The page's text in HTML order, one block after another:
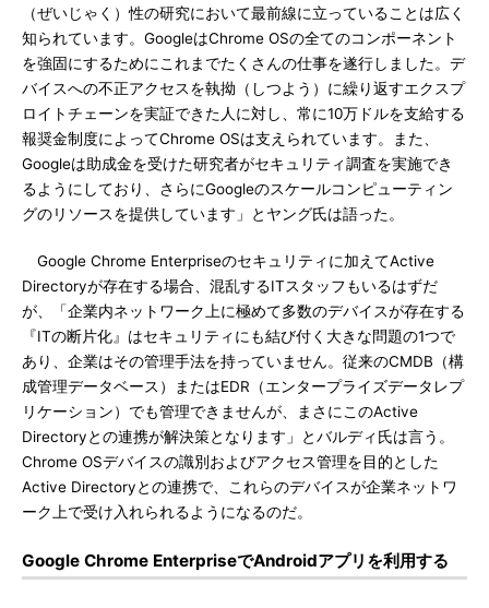
（ぜいじゃく）性の研究において最前線に立っていることは広く
知られています。GoogleはChrome OSの全てのコンポーネント
を強固にするためにこれまでたくさんの仕事を遂行しました。デ
バイスへの不正アクセスを執拗（しつよう）に繰り返すエクスプ
ロイトチェーンを実証できた人に対し、常に10万ドルを支給する
報奨金制度によってChrome OSは支えられています。また、
Googleは助成金を受けた研究者がセキュリティ調査を実施でき
るようにしており、さらにGoogleのスケールコンピューティン
グのリソースを提供しています」とヤング氏は語った。
Google Chrome Enterpriseのセキュリティに加えてActive
Directoryが存在する場合、混乱するITスタッフもいるはずだ
が、「企業内ネットワーク上に極めて多数のデバイスが存在する
『ITの断片化』はセキュリティにも結び付く大きな問題の1つで
あり、企業はその管理手法を持っていません。従来のCMDB（構
成管理データベース）またはEDR（エンタープライズデータレプ
リケーション）でも管理できませんが、まさにこのActive
Directoryとの連携が解決策となります」とバルディ氏は言う。
Chrome OSデバイスの識別およびアクセス管理を目的とした
Active Directoryとの連携で、これらのデバイスが企業ネットワ
ーク上で受け入れられるようになるのだ。
Google Chrome EnterpriseでAndroidアプリを利用する